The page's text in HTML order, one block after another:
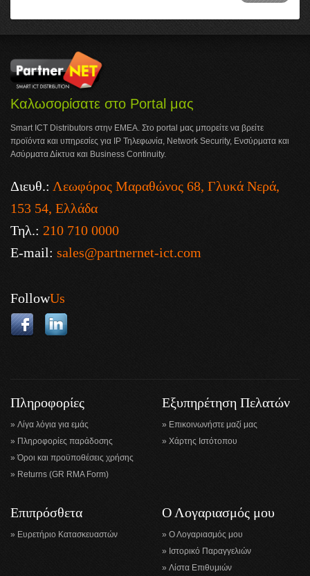
Καλωσορίσατε στο Portal μας
Smart ICT Distributors στην ΕΜΕΑ. Στο portal μας μπορείτε να βρείτε
προϊόντα και υπηρεσίες για IP Τηλεφωνία, Network Security, Ενσύρματα και
Ασύρματα Δίκτυα και Business Continuity.
Διευθ.: Λεωφόρος Μαραθώνος 68, Γλυκά Νερά,
153 54, Ελλάδα
Τηλ.: 210 710 0000
E-mail: sales@partnernet-ict.com
FollowUs
Πληροφορίες
Λίγα λόγια για εμάς
Πληροφορίες παράδοσης
Όροι και προϋποθέσεις χρήσης
Returns (GR RMA Form)
Εξυπηρέτηση Πελατών
Επικοινωνήστε μαζί μας
Χάρτης Ιστότοπου
Επιπρόσθετα
Ευρετήριο Κατασκευαστών
Ο Λογαριασμός μου
Ο Λογαριασμός μου
Ιστορικό Παραγγελιών
Λίστα Επιθυμιών